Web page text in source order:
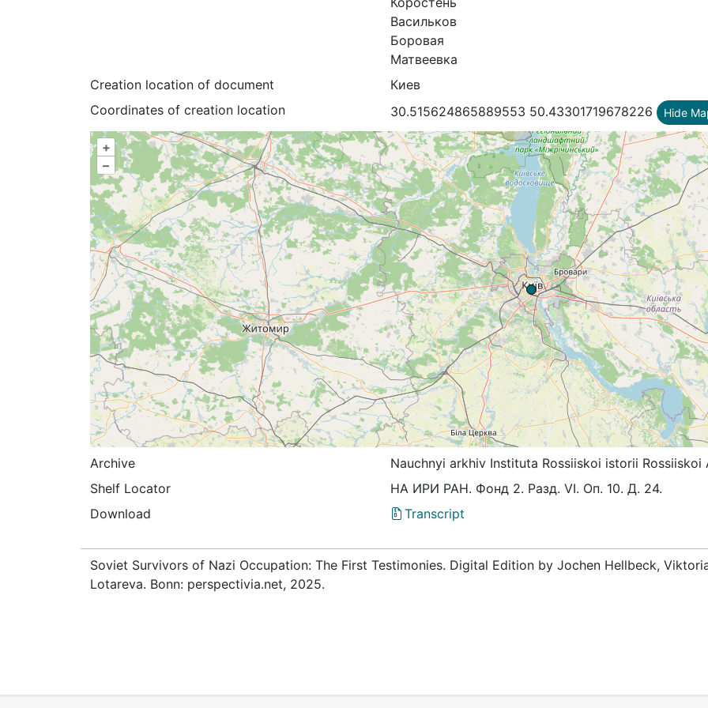
Васильков
Боровая
Матвеевка
Creation location of document
Киев
Coordinates of creation location
30.515624865889553 50.43301719678226 Hide
+
–
Archive
Nauchnyi arkhiv Instituta Rossiiskoi istorii Rossiiskoi
Shelf Locator
НА ИРИ РАН. Фонд 2. Разд. VI. Оп. 10. Д. 24.
Download
Transcript
Soviet Survivors of Nazi Occupation: The First Testimonies. Digital Edition by Jochen Hellbeck,
Lotareva. Bonn: perspectivia.net, 2025.